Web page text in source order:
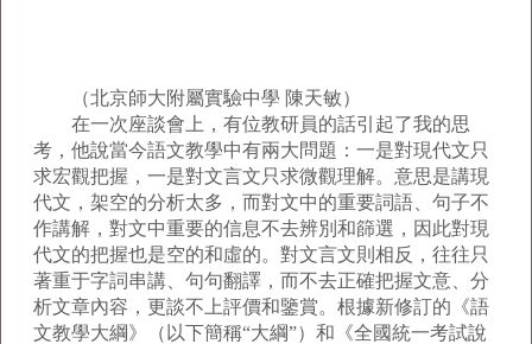
（北京師大附屬實驗中學 陳天敏）
在一次座談會上，有位教研員的話引起了我的思
考，他說當今語文教學中有兩大問題：一是對現代文只
求宏觀把握，一是對文言文只求微觀理解。意思是講現
代文，架空的分析太多，而對文中的重要詞語、句子不
作講解，對文中重要的信息不去辨別和篩選，因此對現
代文的把握也是空的和虛的。對文言文則相反，往往只
著重于字詞串講、句句翻譯，而不去正確把握文意、分
析文章內容，更談不上評價和鑒賞。根據新修訂的《語
文教學大綱》（以下簡稱“大綱”）和《全國統一考試說